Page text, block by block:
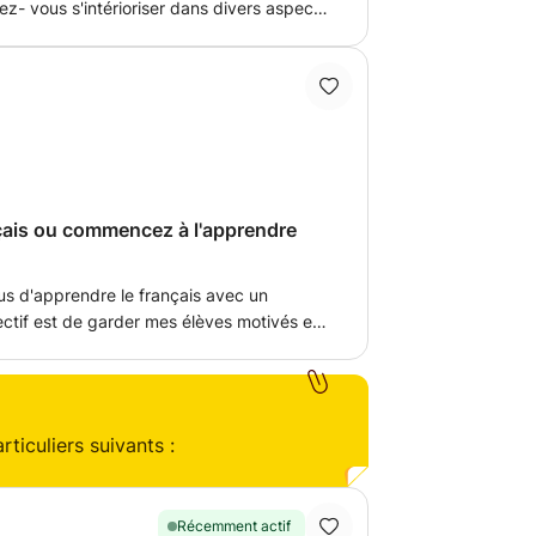
vous s'intérioriser dans divers aspects
cette aventure pour comprendre les
outils élémentaires pour se débrouiller
ou commencez à l'apprendre
d'apprendre le français avec un
est de garder mes élèves motivés et
que vous souhaitez avoir en français.
suivants :
Récemment actif